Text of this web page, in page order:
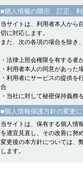
■個人情報の開示、訂正、
当サイトは、利用者本人から
切に対応します。
また、次の各項の場合を除き
・法律上照会権限を有する
・利用者本人の同意があった
・利用者にサービスの提供
合
・当社に対して秘密保持義務
■個人情報保護方針の変更
当サイトは、保有する個人情
を適宜見直し、その改善に努め
変更後の本方針については、
します。